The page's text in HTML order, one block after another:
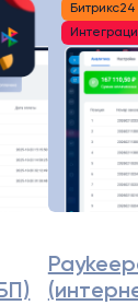
Битрикс24